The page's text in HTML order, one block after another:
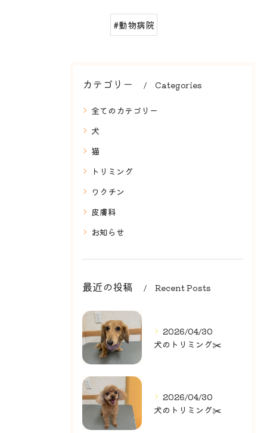
#動物病院
カテゴリー Categories
全てのカテゴリー
犬
猫
トリミング
ワクチン
皮膚科
お知らせ
最近の投稿 Recent Posts
2026/04/30
犬のトリミング✂️
2026/04/30
犬のトリミング✂️